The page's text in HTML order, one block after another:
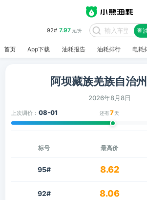
92# 7.97元/升 查
首页 App下载 油耗报告 油耗排行 电耗
阿坝藏族羌族自治
2026年8月8日
上次调价： 08-01 还有7天
标号 最高价
95# 8.62
92# 8.06